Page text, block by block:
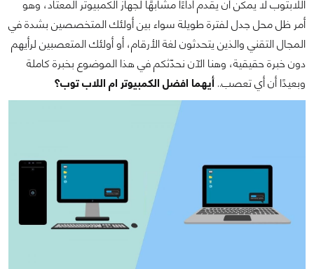
اللابتوب لا يمكن أن يقدم أداءًا مشابهًا لجهاز الكمبيوتر المعتاد، وهو
أمر ظل محل جدل لفترة طويلة سواء بين أولئك المتخصصين بشدة في
المجال التقني والذين يتحدثون لغة الأرقام، أو أولئك المتعصبين لرأيهم
دون خبرة حقيقية، وهنا الآن نحدّثكم في هذا الموضوع بخبرة كاملة
وبعيدًا أن أي تعصب.. أيهما افضل الكمبيوتر ام اللاب توب؟